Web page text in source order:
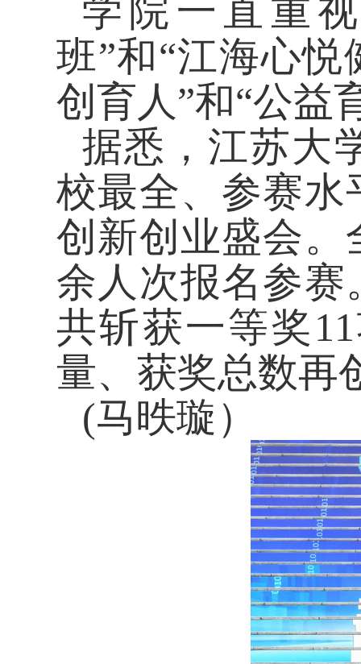
学院一直重
班”和“江海心
创育人”和“公益
据悉，江苏大
校最全、参赛水
创新创业盛会。
余人次报名参
共斩获一等奖
量、获奖总数再
(马昳璇）